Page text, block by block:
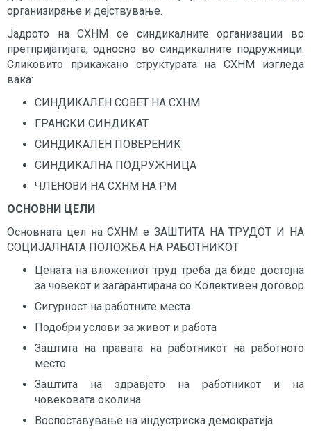
организирање и дејствување.
Јадрото на СХНМ се синдикалните организации во
претпријатијата, односно во синдикалните подружници.
Сликовито прикажано структурата на СХНМ изгледа
вака:
СИНДИКАЛЕН СОВЕТ НА СХНМ
ГРАНСКИ СИНДИКАТ
СИНДИКАЛЕН ПОВЕРЕНИК
СИНДИКАЛНА ПОДРУЖНИЦА
ЧЛЕНОВИ НА СХНМ НА РМ
ОСНОВНИ ЦЕЛИ
Основната цел на СХНМ е ЗАШТИТА НА ТРУДОТ И НА
СОЦИЈАЛНАТА ПОЛОЖБА НА РАБОТНИКОТ
Цената на вложениот труд треба да биде достојна
за човекот и загарантирана со Колективен договор
Сигурност на работните места
Подобри услови за живот и работа
Заштита на правата на работникот на работното
место
Заштита на здравјето на работникот и на
човековата околина
Воспоставување на индустриска демократија